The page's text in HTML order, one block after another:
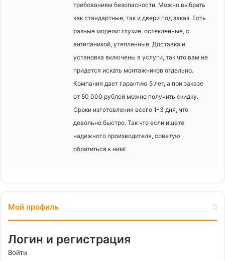
требованиям безопасности. Можно выбрать
как стандартные, так и двери под заказ. Есть
разные модели: глухие, остекленные, с
антипаникой, утепленные. Доставка и
установка включены в услуги, так что вам не
придется искать монтажников отдельно.
Компания дает гарантию 5 лет, а при заказе
от 50 000 рублей можно получить скидку.
Сроки изготовления всего 1-3 дня, что
довольно быстро. Так что если ищете
надежного производителя, советую
обратиться к ним!
Мой профиль
Логин и регистрация
Войти